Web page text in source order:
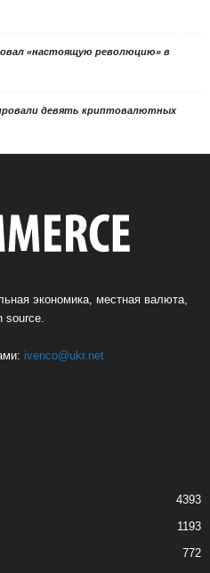
«настоящую революцию» в
девять криптовалютных
экономика, местная валюта,
source.
ivenco@ukr.net
4393
1193
772